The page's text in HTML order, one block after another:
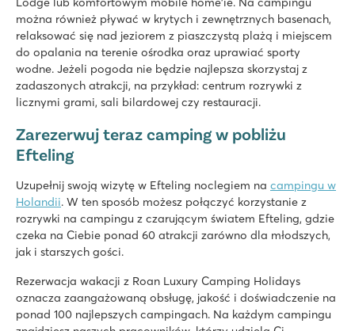
można również pływać w krytych i zewnętrznych basenach,
relaksować się nad jeziorem z piaszczystą plażą i miejscem
do opalania na terenie ośrodka oraz uprawiać sporty
wodne. Jeżeli pogoda nie będzie najlepsza skorzystaj z
zadaszonych atrakcji, na przykład: centrum rozrywki z
licznymi grami, sali bilardowej czy restauracji.
Zarezerwuj teraz camping w pobliżu
Efteling
Uzupełnij swoją wizytę w Efteling noclegiem na campingu w
Holandii. W ten sposób możesz połączyć korzystanie z
rozrywki na campingu z czarującym światem Efteling, gdzie
czeka na Ciebie ponad 60 atrakcji zarówno dla młodszych,
jak i starszych gości.
Rezerwacja wakacji z Roan Luxury Camping Holidays
oznacza zaangażowaną obsługę, jakość i doświadczenie na
ponad 100 najlepszych campingach. Na każdym campingu